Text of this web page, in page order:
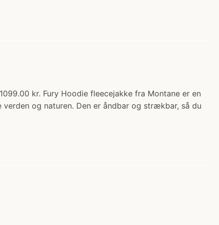
kr. Fury Hoodie fleecejakke fra Montane er en
og naturen. Den er åndbar og strækbar, så du